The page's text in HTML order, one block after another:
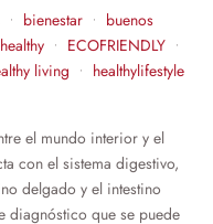
• bienestar •
buenos
• ECOFRIENDLY •
living • healthylifestyle
el mundo interior y el
con el sistema digestivo,
delgado y el intestino
diagnóstico que se puede